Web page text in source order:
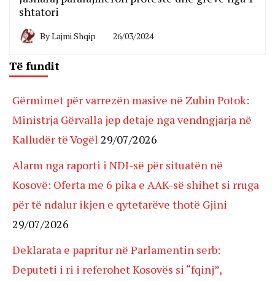
shtatori
ByLajmi Shqip 26/03/2024
Të fundit
Gërmimet për varrezën masive në Zubin Potok:
Ministrja Gërvalla jep detaje nga vendngjarja në
Kalludër të Vogël 29/07/2026
Alarm nga raporti i NDI-së për situatën në
Kosovë: Oferta me 6 pika e AAK-së shihet si rruga
për të ndalur ikjen e qytetarëve thotë Gjini
29/07/2026
Deklarata e papritur në Parlamentin serb:
Deputeti i ri i referohet Kosovës si “fqinj”,